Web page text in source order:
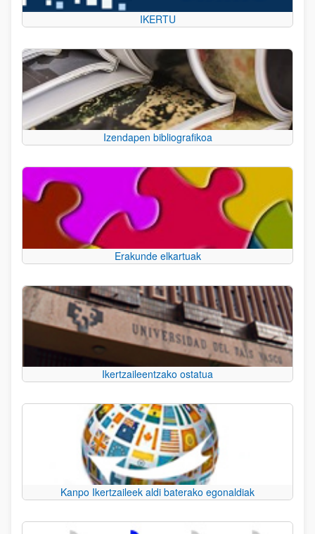
IKERTU
Izendapen bibliografikoa
Erakunde elkartuak
Ikertzaileentzako ostatua
Kanpo Ikertzaileek aldi baterako egonaldiak